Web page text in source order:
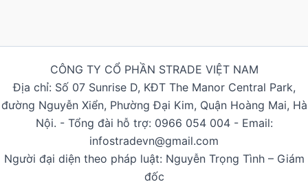
CÔNG TY CỔ PHẦN STRADE VIỆT NAM
Địa chỉ: Số 07 Sunrise D, KĐT The Manor Central Park,
đường Nguyễn Xiển, Phường Đại Kim, Quận Hoàng Mai, Hà
Nội. - Tổng đài hỗ trợ: 0966 054 004 - Email:
infostradevn@gmail.com
Người đại diện theo pháp luật: Nguyễn Trọng Tình – Giám
đốc